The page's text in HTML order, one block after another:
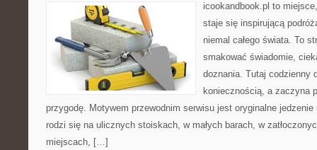
icookandbook.pl to
staje się inspirującą
niemal całego świata. To
smakować świadomie,
doznania. Tutaj codzienny
koniecznością, a zaczyna
przygodę. Motywem przewodnim serwisu jest oryginalne
rodzi się na ulicznych stoiskach, w małych barach, w
miejscach, […]